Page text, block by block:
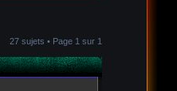
27 sujets • Page 1 sur 1